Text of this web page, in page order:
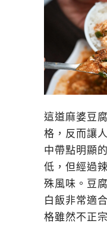
這道麻婆豆
格，反而讓
中帶點明顯
低，但經過
殊風味。豆
白飯非常適
格雖然不正